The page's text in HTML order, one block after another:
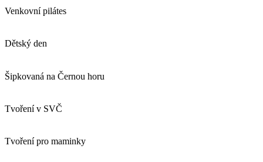
Venkovní pilátes
Dětský den
Šipkovaná na Černou horu
Tvoření v SVČ
Tvoření pro maminky